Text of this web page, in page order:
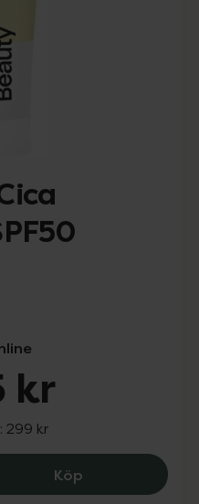
kr
299 kr
KöpIndy Beauty